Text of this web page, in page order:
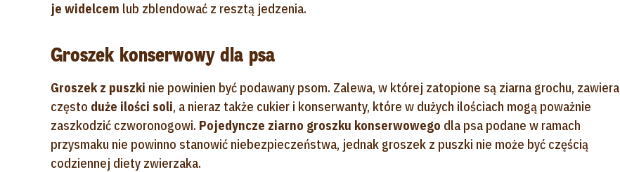
je widelcem lub zblendować z resztą jedzenia.
Groszek konserwowy dla psa
Groszek z puszki nie powinien być podawany psom. Zalewa, w której zatopione są ziarna grochu, zawiera
często duże ilości soli, a nieraz także cukier i konserwanty, które w dużych ilościach mogą poważnie
zaszkodzić czworonogowi. Pojedyncze ziarno groszku konserwowego dla psa podane w ramach
przysmaku nie powinno stanowić niebezpieczeństwa, jednak groszek z puszki nie może być częścią
codziennej diety zwierzaka.